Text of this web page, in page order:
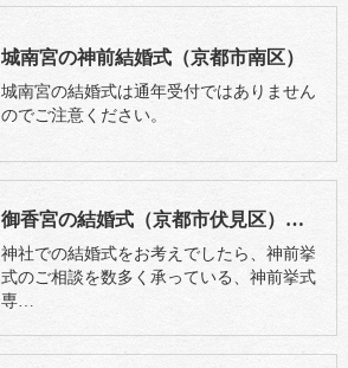
城南宮の神前結婚式（京都市南区）
城南宮の結婚式は通年受付ではありません
のでご注意ください。
御香宮の結婚式（京都市伏見区）外国人カップルOK
神社での結婚式をお考えでしたら、神前挙
式のご相談を数多く承っている、神前挙式
専…